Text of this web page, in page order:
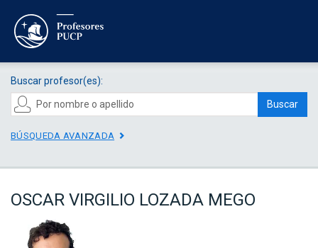
Buscar profesor(es):
Buscar
BÚSQUEDA AVANZADA
OSCAR VIRGILIO LOZADA MEGO